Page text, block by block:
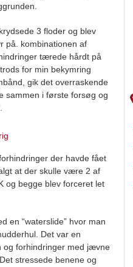
3 floder og blev
på. kombinationen af
tærede hårdt på
for min bekymring
gik det overraskende
sammen i første forsøg og
der havde fået
at der skulle være 2 af
og begge blev forceret let
en “waterslide” hvor man
Det var en
og forhindringer med jævne
stressede benene og